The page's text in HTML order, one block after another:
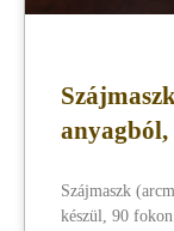
anyagból,
Szájmaszk
készül, 90